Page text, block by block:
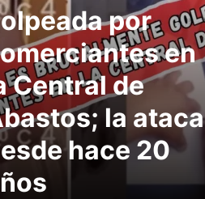
por
en
Central de
la
hace 20